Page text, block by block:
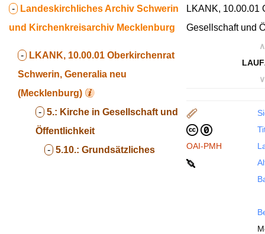
- Landeskirchliches Archiv Schwerin
und Kirchenkreisarchiv Mecklenburg
- LKANK, 10.00.01 Oberkirchenrat
Schwerin, Generalia neu
(Mecklenburg)
- 5.: Kirche in Gesellschaft und
Öffentlichkeit
- 5.10.: Grundsätzliches
LKANK, 10.00.01
Gesellschaft und
∧
∨
OAI-PMH